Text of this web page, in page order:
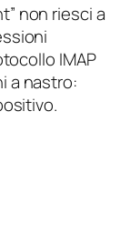
non riesci a
IMAP
a nastro: